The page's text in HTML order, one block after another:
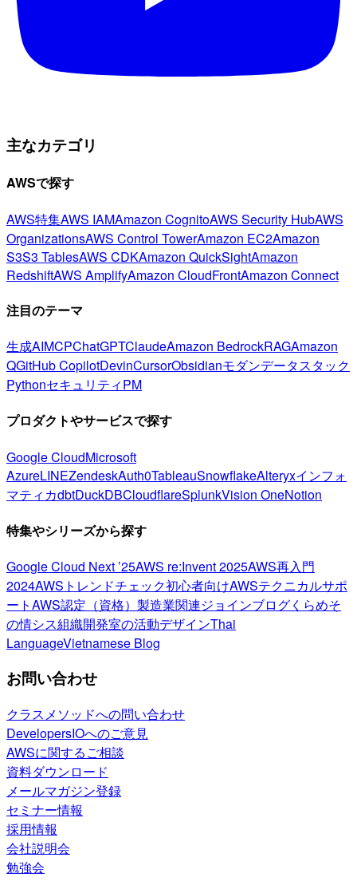
主なカテゴリ
AWSで探す
AWS特集AWS IAMAmazon CognitoAWS Security HubAWS
OrganizationsAWS Control TowerAmazon EC2Amazon
S3S3 TablesAWS CDKAmazon QuickSightAmazon
RedshiftAWS AmplifyAmazon CloudFrontAmazon Connect
注目のテーマ
生成AIMCPChatGPTClaudeAmazon BedrockRAGAmazon
QGitHub CopilotDevinCursorObsidianモダンデータスタック
PythonセキュリティPM
プロダクトやサービスで探す
Google CloudMicrosoft
AzureLINEZendeskAuth0TableauSnowflakeAlteryxインフォ
マティカdbtDuckDBCloudflareSplunkVision OneNotion
特集やシリーズから探す
Google Cloud Next ’25AWS re:Invent 2025AWS再入門
2024AWSトレンドチェック初心者向けAWSテクニカルサポ
ートAWS認定（資格） 製造業関連ジョインブログくらめそ
の情シス組織開発室の活動デザインThai
LanguageVietnamese Blog
お問い合わせ
クラスメソッドへの問い合わせ
DevelopersIOへのご意見
AWSに関するご相談
資料ダウンロード
メールマガジン登録
セミナー情報
採用情報
会社説明会
勉強会